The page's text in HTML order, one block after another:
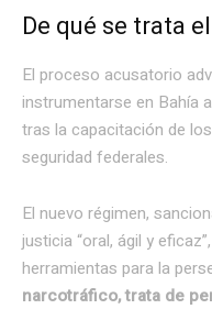
De qué se trata
El proceso acusatorio
instrumentarse en Bahía
tras la capacitación de
seguridad federales.
El nuevo régimen,
justicia “oral, ágil y
herramientas para la
narcotráfico, trata de